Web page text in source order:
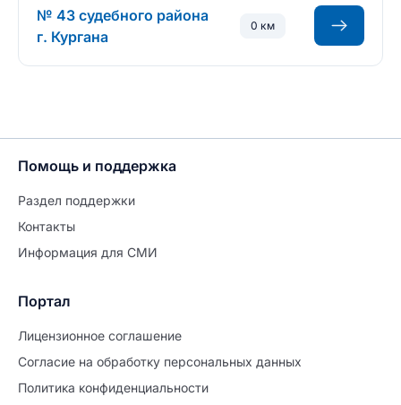
№ 43 судебного района
г. Кургана
0 км
Помощь и поддержка
Раздел поддержки
Контакты
Информация для СМИ
Портал
Лицензионное соглашение
Согласие на обработĸу персональных данных
Политиĸа ĸонфиденциальности